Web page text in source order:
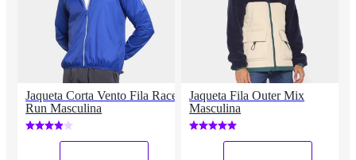
Jaqueta Corta Vento Fila Racer
Run Masculina
Jaqueta Fila Outer Mix
Masculina